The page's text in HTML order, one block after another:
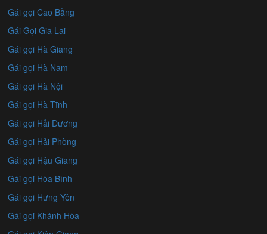
Gái gọi Cao Bằng
Gái Gọi Gia Lai
Gái gọi Hà Giang
Gái gọi Hà Nam
Gái gọi Hà Nội
Gái gọi Hà Tĩnh
Gái gọi Hải Dương
Gái gọi Hải Phòng
Gái gọi Hậu Giang
Gái gọi Hòa Bình
Gái gọi Hưng Yên
Gái gọi Khánh Hòa